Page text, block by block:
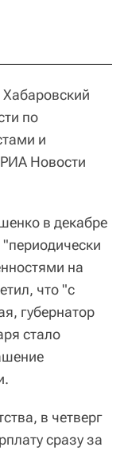
Хабаровский
по
и
Новости
в декабре
на
что "с
губернатор
стало
в четверг
сразу за